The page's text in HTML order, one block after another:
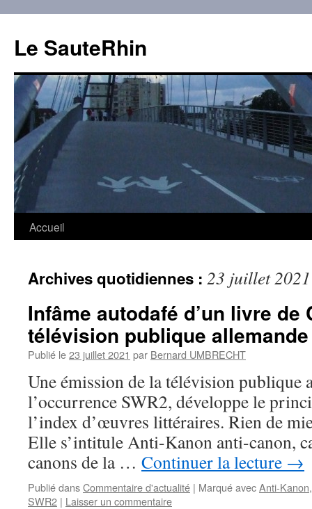
contenu
Le SauteRhin
Accueil
Archives quotidiennes : 23 juillet 2021
Infâme autodafé d’un livre de
télévision publique allemande
Publié le23 juillet 2021 par Bernard UMBRECHT
Une émission de la télévision publique
l’occurrence SWR2, développe le
l’index d’œuvres littéraires. Rien de
Elle s’intitule Anti-Kanon anti-canon,
canons de la … Continuer la lecture →
Publié dansCommentaire d'actualité | Marqué avecAnti-Kanon
SWR2 | Laisser un commentaire